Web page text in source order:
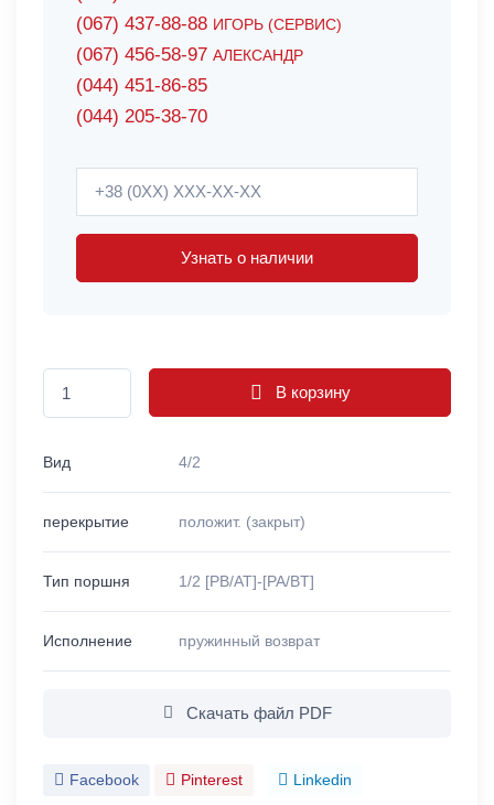
(067) 437-88-88 ИГОРЬ (СЕРВИС)
(067) 456-58-97 АЛЕКСАНДР
(044) 451-86-85
(044) 205-38-70
Узнать о наличии
В корзину
Вид 4/2
перекрытие положит. (закрыт)
Тип поршня 1/2 [PB/AT]-[PA/BT]
Исполнение пружинный возврат
Скачать файл PDF
Facebook Pinterest Linkedin